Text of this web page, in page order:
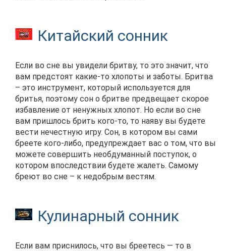
Китайский сонник
Если во сне вы увидели бритву, то это значит, что
вам предстоят какие-то хлопоты и заботы. Бритва
– это инструмент, который используется для
бритья, поэтому сон о бритве предвещает скорое
избавление от ненужных хлопот. Но если во сне
вам пришлось брить кого-то, то наяву вы будете
вести нечестную игру. Сон, в котором вы сами
бреете кого-либо, предупреждает вас о том, что вы
можете совершить необдуманный поступок, о
котором впоследствии будете жалеть. Самому
бреют во сне – к недобрым вестям.
Кулинарный сонник
Если вам приснилось, что вы бреетесь — то в